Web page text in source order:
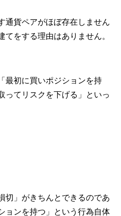
通貨ペアがほぼ存在しません
をする理由はありません。
最初に買いポジションを持
ってリスクを下げる」といっ
切」がきちんとできるのであ
ョンを持つ」という行為自体